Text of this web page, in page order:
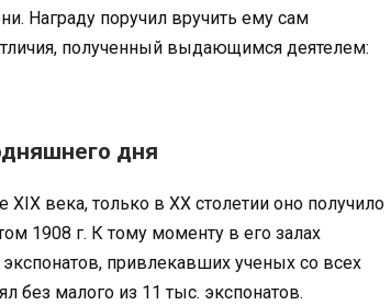
Награду поручил вручить ему сам
полученный выдающимся деятелем:
дня
века, только в XX столетии оно получило
1908 г. К тому моменту в его залах
привлекавших ученых со всех
без малого из 11 тыс. экспонатов.